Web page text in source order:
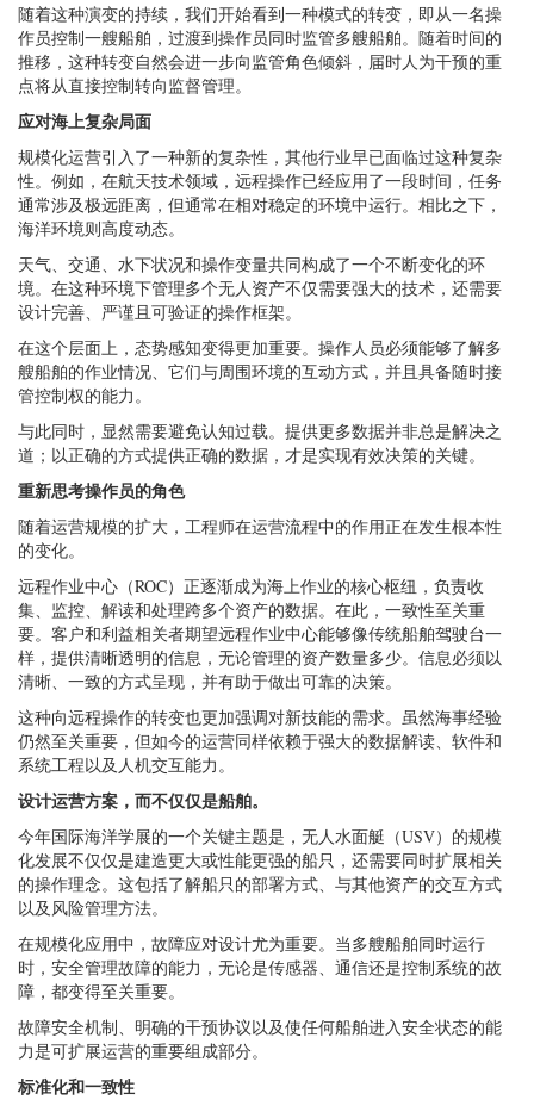
随着这种演变的持续，我们开始看到一种模式的转变，即从一名操
作员控制一艘船舶，过渡到操作员同时监管多艘船舶。随着时间的
推移，这种转变自然会进一步向监管角色倾斜，届时人为干预的重
点将从直接控制转向监督管理。
应对海上复杂局面
规模化运营引入了一种新的复杂性，其他行业早已面临过这种复杂
性。例如，在航天技术领域，远程操作已经应用了一段时间，任务
通常涉及极远距离，但通常在相对稳定的环境中运行。相比之下，
海洋环境则高度动态。
天气、交通、水下状况和操作变量共同构成了一个不断变化的环
境。在这种环境下管理多个无人资产不仅需要强大的技术，还需要
设计完善、严谨且可验证的操作框架。
在这个层面上，态势感知变得更加重要。操作人员必须能够了解多
艘船舶的作业情况、它们与周围环境的互动方式，并且具备随时接
管控制权的能力。
与此同时，显然需要避免认知过载。提供更多数据并非总是解决之
道；以正确的方式提供正确的数据，才是实现有效决策的关键。
重新思考操作员的角色
随着运营规模的扩大，工程师在运营流程中的作用正在发生根本性
的变化。
远程作业中心（ROC）正逐渐成为海上作业的核心枢纽，负责收
集、监控、解读和处理跨多个资产的数据。在此，一致性至关重
要。客户和利益相关者期望远程作业中心能够像传统船舶驾驶台一
样，提供清晰透明的信息，无论管理的资产数量多少。信息必须以
清晰、一致的方式呈现，并有助于做出可靠的决策。
这种向远程操作的转变也更加强调对新技能的需求。虽然海事经验
仍然至关重要，但如今的运营同样依赖于强大的数据解读、软件和
系统工程以及人机交互能力。
设计运营方案，而不仅仅是船舶。
今年国际海洋学展的一个关键主题是，无人水面艇（USV）的规模
化发展不仅仅是建造更大或性能更强的船只，还需要同时扩展相关
的操作理念。这包括了解船只的部署方式、与其他资产的交互方式
以及风险管理方法。
在规模化应用中，故障应对设计尤为重要。当多艘船舶同时运行
时，安全管理故障的能力，无论是传感器、通信还是控制系统的故
障，都变得至关重要。
故障安全机制、明确的干预协议以及使任何船舶进入安全状态的能
力是可扩展运营的重要组成部分。
标准化和一致性